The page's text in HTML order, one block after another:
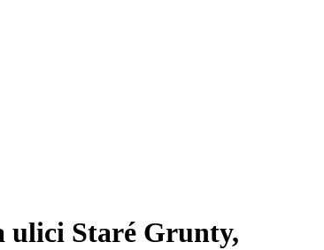
ulici Staré Grunty,